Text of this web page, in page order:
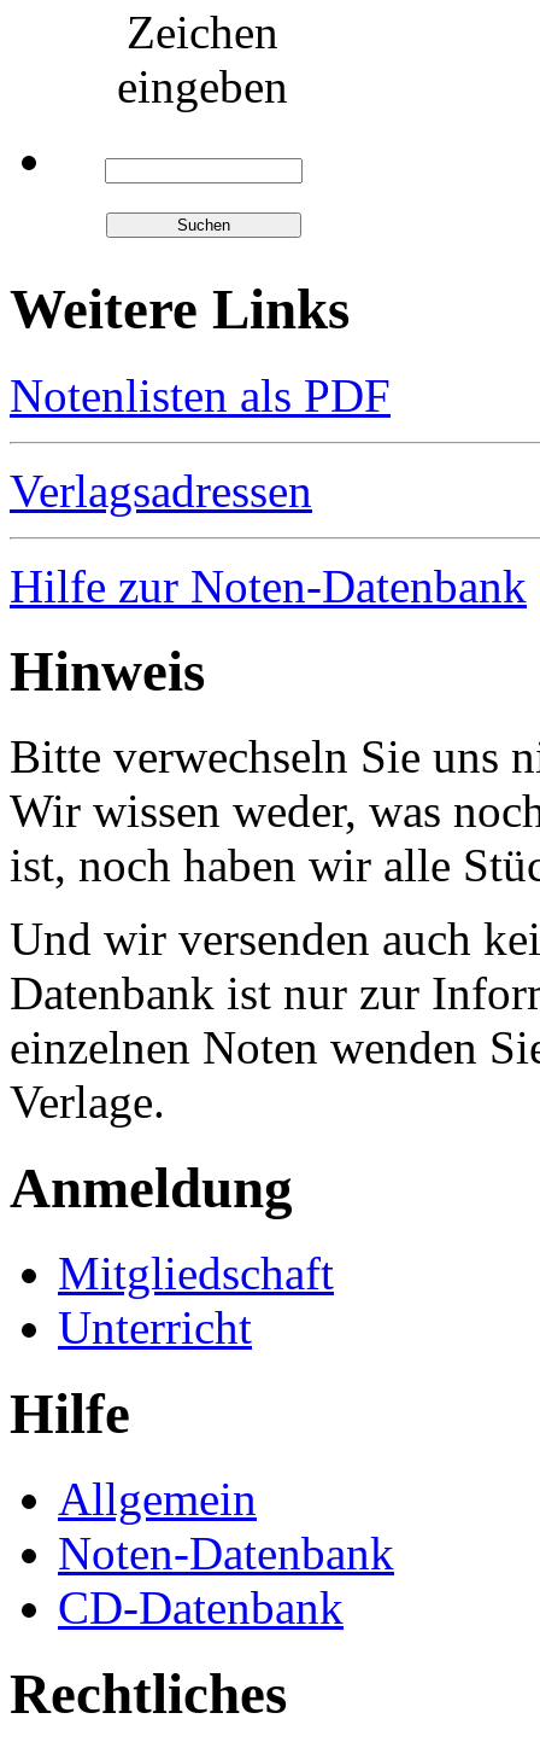
Zeichen
eingeben
Weitere Links
Notenlisten als PDF
Verlagsadressen
Hilfe zur Noten-Datenbank
Hinweis
Bitte verwechseln Sie uns
Wir wissen weder, was
ist, noch haben wir alle
Und wir versenden auch
Datenbank ist nur zur
einzelnen Noten wenden
Verlage.
Anmeldung
Mitgliedschaft
Unterricht
Hilfe
Allgemein
Noten-Datenbank
CD-Datenbank
Rechtliches